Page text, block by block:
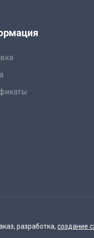
разработка,создание